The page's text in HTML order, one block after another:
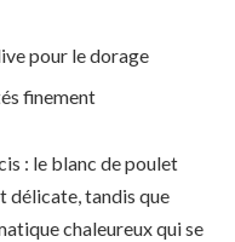
pour le dorage
finement
: le blanc de poulet
délicate, tandis que
chaleureux qui se